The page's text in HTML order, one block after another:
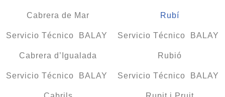
Cabrera de Mar
Servicio Técnico BALAY
Cabrera d’Igualada
Servicio Técnico BALAY
Rubí
Servicio Técnico BALAY
Rubió
Servicio Técnico BALAY